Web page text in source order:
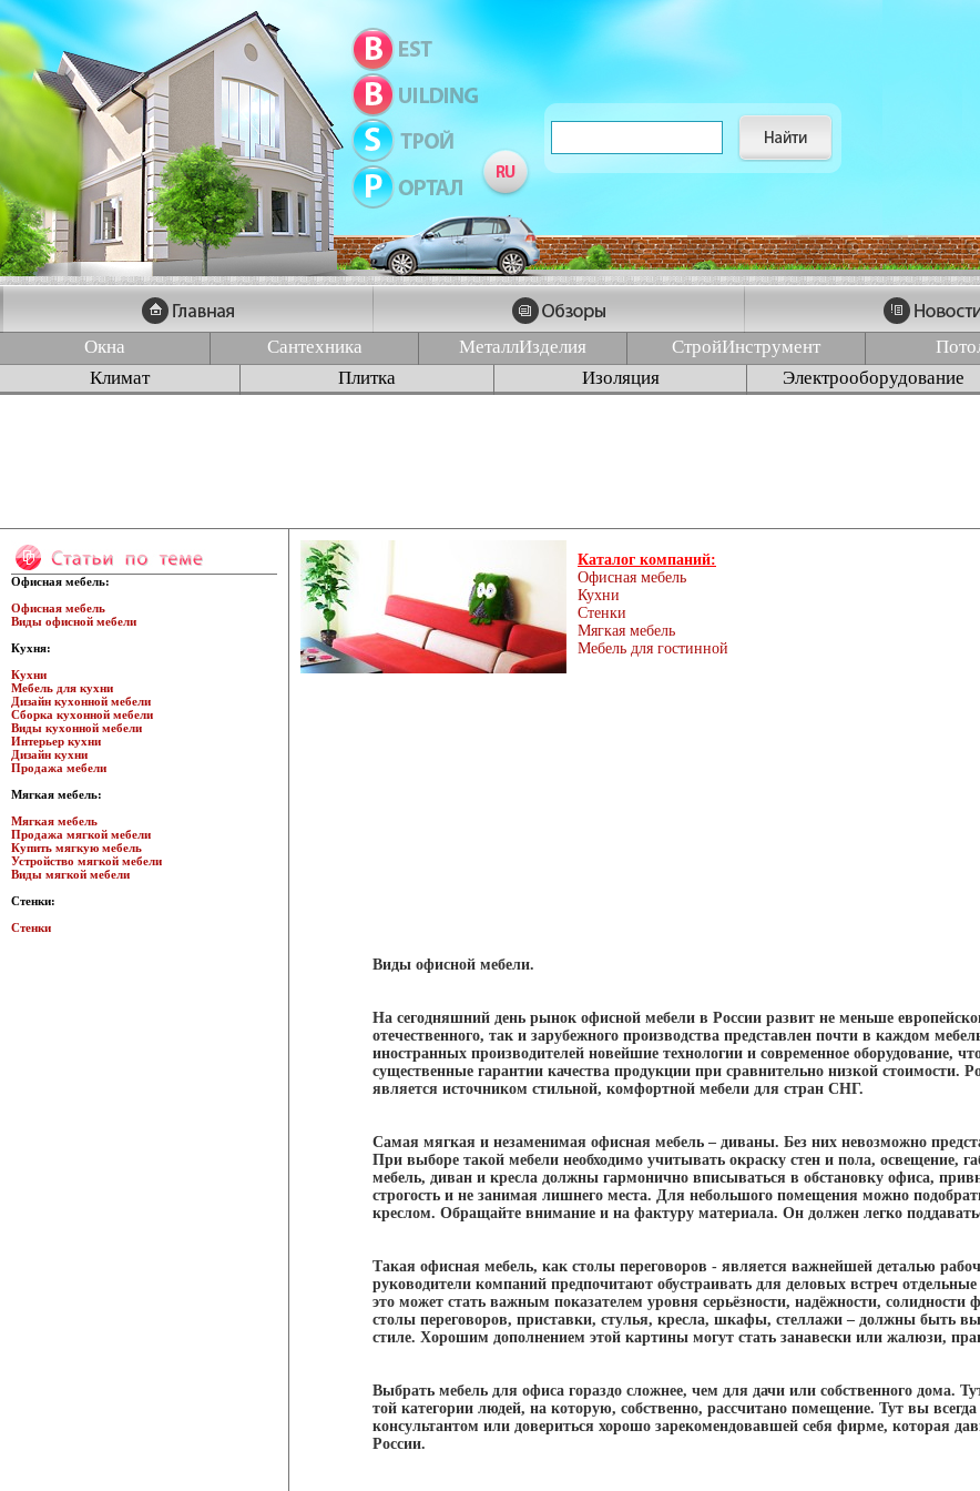
Окна Сантехника МеталлИзделия СтройИнструмент
Климат
Плитка Изоляция Электрооборудование
Офисная мебель:
Офисная мебель
Виды офисной мебели
Кухня:
Кухни
Мебель для кухни
Дизайн кухонной мебели
Сборка кухонной мебели
Виды кухонной мебели
Интерьер кухни
Дизайн кухни
Продажа мебели
Мягкая мебель:
Мягкая мебель
Продажа мягкой мебели
Купить мягкую мебель
Устройство мягкой мебели
Виды мягкой мебели
Стенки:
Стенки
Каталог компаний:
Офисная мебель
Кухни
Стенки
Мягкая мебель
Мебель для гостинной
Виды офисной мебели.
На сегодняшний день рынок офисной мебели в России развит не меньше
отечественного, так и зарубежного производства представлен почти в каждом
иностранных производителей новейшие технологии и современное оборудование,
существенные гарантии качества продукции при сравнительно низкой стоимости.
является источником стильной, комфортной мебели для стран СНГ.
Самая мягкая и незаменимая офисная мебель – диваны. Без них невозможно
При выборе такой мебели необходимо учитывать окраску стен и пола, освещение,
мебель, диван и кресла должны гармонично вписываться в обстановку офиса,
строгость и не занимая лишнего места. Для небольшого помещения можно
креслом. Обращайте внимание и на фактуру материала. Он должен легко
Такая офисная мебель, как столы переговоров - является важнейшей деталью
руководители компаний предпочитают обустраивать для деловых встреч
это может стать важным показателем уровня серьёзности, надёжности,
столы переговоров, приставки, стулья, кресла, шкафы, стеллажи – должны быть
стиле. Хорошим дополнением этой картины могут стать занавески или жалюзи,
Выбрать мебель для офиса гораздо сложнее, чем для дачи или собственного дома.
той категории людей, на которую, собственно, рассчитано помещение. Тут вы
консультантом или довериться хорошо зарекомендовавшей себя фирме, которая
России.